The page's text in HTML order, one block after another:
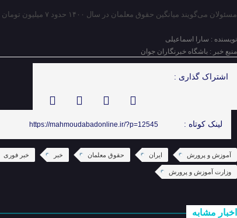
مسئولان می‌گویند میانگین حقوق معلمان در سال ۱۴۰۰ حدود ۷ میلیون تومان بوده که این میانگین امسال با اعمال رتبه‌بندی می‌تواند ۳ میلیون تومان افزایش یابد.
نویسنده : سارا اسماعیلی
منبع خبر : باشگاه خبرنگاران جوان
اشتراک گذاری :
لینک کوتاه : https://mahmoudabadonline.ir/?p=12545
آموزش و پرورش ایران حقوق معلمان خبر خبر فوری
وزارت آموزش و پرورش
اخبار مشابه